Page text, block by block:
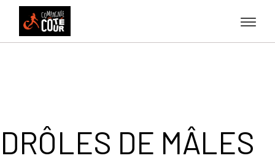
Skip
content
DRÔLES DE MÂLES